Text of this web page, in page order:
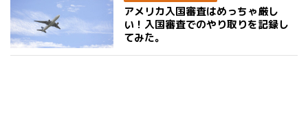
アメリカ入国審査はめっちゃ厳し
い！入国審査でのやり取りを記録し
てみた。